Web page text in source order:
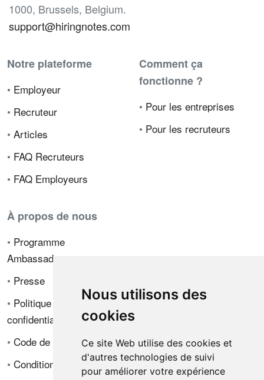
Nous utilisons des
cookies
Ce site Web utilise des cookies et
d'autres technologies de suivi
pour améliorer votre expérience
1000, Brussels, Belgium.
support@hiringnotes.com
Notre plateforme
• Employeur
• Recruteur
• Articles
• FAQ Recruteurs
• FAQ Employeurs
Comment ça
fonctionne ?
• Pour les entreprises
• Pour les recruteurs
À propos de nous
• Programme
Ambassadeur
• Presse
• Politique de
confidentialité
• Code de déontologie
• Conditions de vente